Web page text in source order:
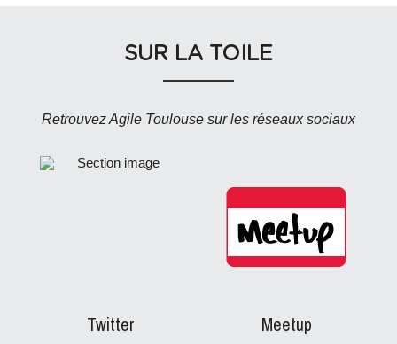
SUR LA TOILE
Retrouvez Agile Toulouse sur les réseaux sociaux
Twitter Meetup